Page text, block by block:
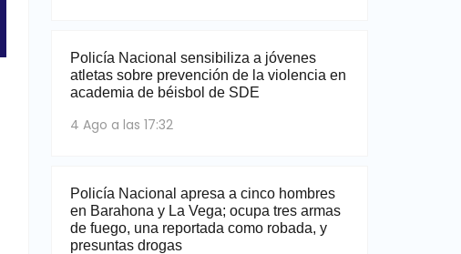
Policía Nacional sensibiliza a jóvenes
atletas sobre prevención de la violencia en
academia de béisbol de SDE
4 Ago a las 17:32
Policía Nacional apresa a cinco hombres
en Barahona y La Vega; ocupa tres armas
de fuego, una reportada como robada, y
presuntas drogas